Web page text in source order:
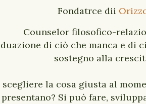
Fondatrce dii
Counselor filosofico-
di ciò che manca e di
sostegno alla
scegliere la cosa giusta al
Si può fare,